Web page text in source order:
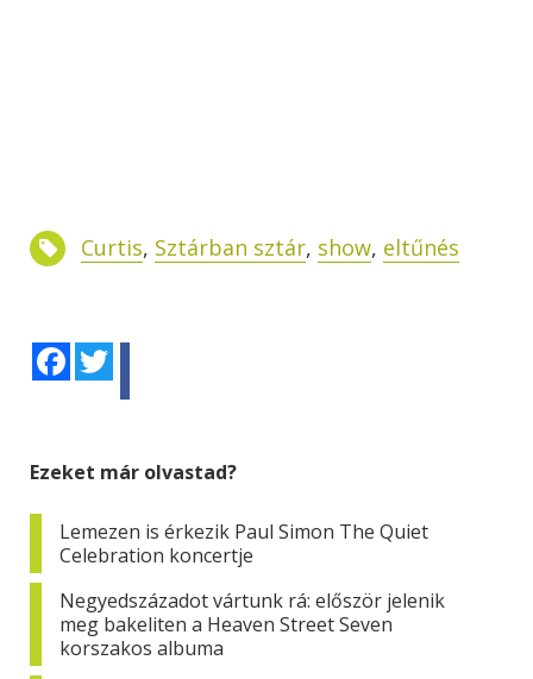
Curtis, Sztárban sztár, show, eltűnés
Facebook
Ezeket már olvastad?
Lemezen is érkezik Paul Simon The Quiet
Celebration koncertje
Negyedszázadot vártunk rá: először jelenik
meg bakeliten a Heaven Street Seven
korszakos albuma